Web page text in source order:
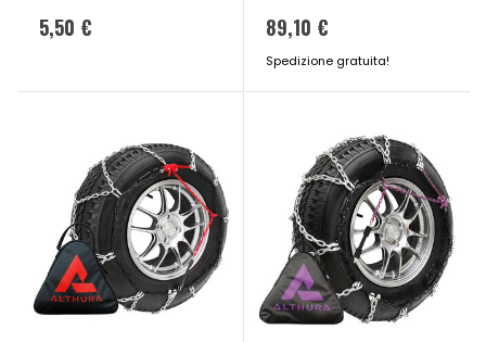
5,50 €
H1, Starex, Iveco
New Daily, Lada
Niva, Mazda B2500,
Mercedes Sprinter,
89,10 €
Spedizione gratuita!